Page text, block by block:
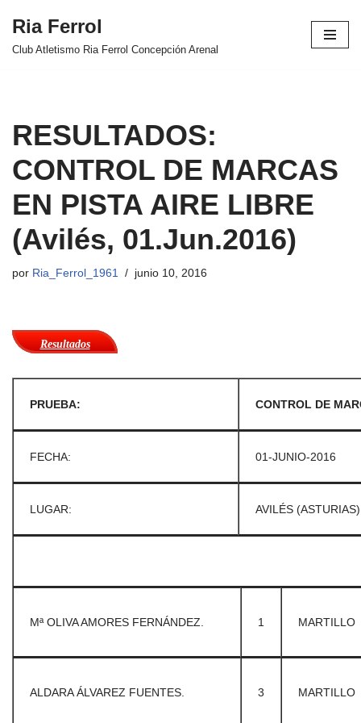
Saltar
Ria Ferrol
Club Atletismo Ria Ferrol Concepción Arenal
RESULTADOS:
CONTROL DE MARCAS
EN PISTA AIRE LIBRE
(Avilés, 01.Jun.2016)
por Ria_Ferrol_1961 junio 10, 2016
Resultados
PRUEBA: CONTROL DE
FECHA: 01-JUNIO-2016
LUGAR: AVILÉS
Mª OLIVA AMORES FERNÁNDEZ. 1 MARTILLO
ALDARA ÁLVAREZ FUENTES. 3 MARTILLO